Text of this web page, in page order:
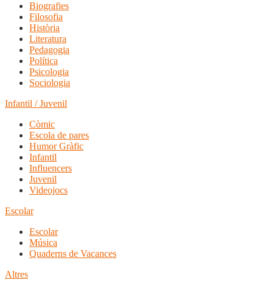
Biografies
Filosofia
Història
Literatura
Pedagogia
Política
Psicologia
Sociologia
Infantil / Juvenil
Còmic
Escola de pares
Humor Gràfic
Infantil
Influencers
Juvenil
Videojocs
Escolar
Escolar
Música
Quaderns de Vacances
Altres